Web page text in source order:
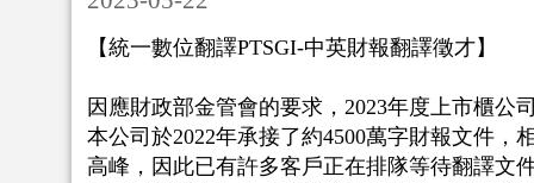
【統一數位翻譯PTSGI-中英財報翻譯徵才】
因應財政部金管會的要求，2023年度上市櫃公
本公司於2022年承接了約4500萬字財報文件，
高峰，因此已有許多客戶正在排隊等待翻譯文